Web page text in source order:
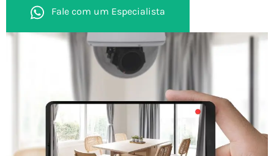
Fale com um Especialista